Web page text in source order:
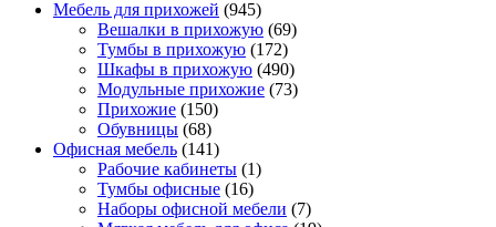
Мебель для прихожей (945)
Вешалки в прихожую (69)
Тумбы в прихожую (172)
Шкафы в прихожую (490)
Модульные прихожие (73)
Прихожие (150)
Обувницы (68)
Офисная мебель (141)
Рабочие кабинеты (1)
Тумбы офисные (16)
Наборы офисной мебели (7)